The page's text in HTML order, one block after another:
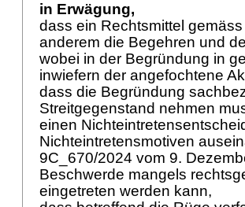
in Erwägung,
dass ein Rechtsmittel gemäss
anderem die Begehren und
wobei in der Begründung in
inwiefern der angefochtene
dass die Begründung
Streitgegenstand nehmen
einen
Nichteintretensmotiven
9C_670/2024 vom 9.
Beschwerde mangels
eingetreten werden kann,